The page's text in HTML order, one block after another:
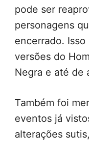
pode ser
personagens
encerrado.
versões do
Negra e até de
Também foi
eventos já
alterações